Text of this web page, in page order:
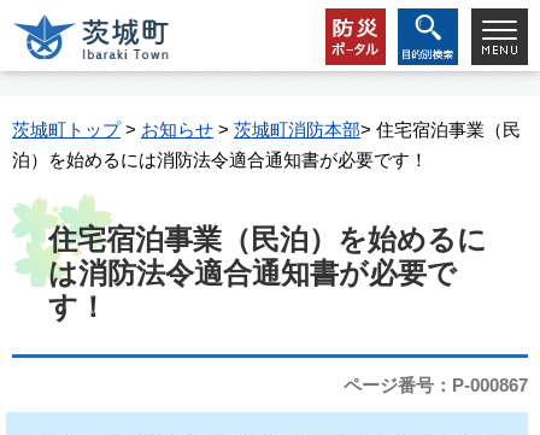
茨城町トップ> お知らせ > 茨城町消防本部> 住宅宿泊事業（民
泊）を始めるには消防法令適合通知書が必要です！
住宅宿泊事業（民泊）を始めるに
は消防法令適合通知書が必要で
す！
ページ番号：P-000867